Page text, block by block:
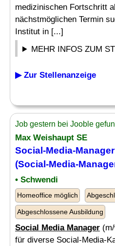
medizinischen Fortschritt
nächstmöglichen Termin
Institut in [...]
MEHR INFOS ZUM
▶ Zur Stellenanzeige
Job gestern bei Jooble
Max Weishaupt SE
Social-Media-Manager
(Social-Media-
• Schwendi
Homeoffice möglich
Abgeschlossene Ausbildung
Social Media Manager
für diverse Social-Media-